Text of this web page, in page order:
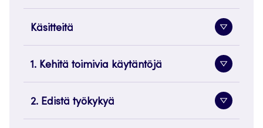
Käsitteitä
painike
1. Kehitä toimivia käytäntöjä
painike
2. Edistä työkykyä
painike